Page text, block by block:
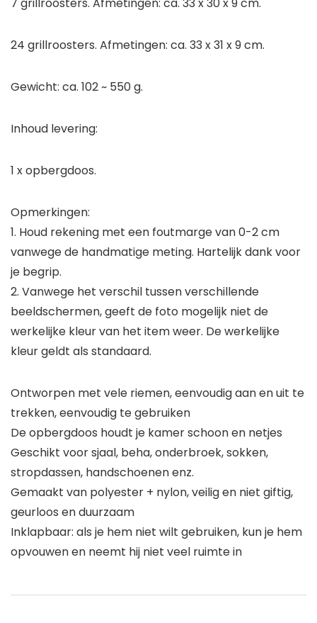
7 grillroosters. Afmetingen: ca. 33 x 30 x 9 cm.
24 grillroosters. Afmetingen: ca. 33 x 31 x 9 cm.
Gewicht: ca. 102 ~ 550 g.
Inhoud levering:
1 x opbergdoos.
Opmerkingen:
1. Houd rekening met een foutmarge van 0-2 cm
vanwege de handmatige meting. Hartelijk dank voor
je begrip.
2. Vanwege het verschil tussen verschillende
beeldschermen, geeft de foto mogelijk niet de
werkelijke kleur van het item weer. De werkelijke
kleur geldt als standaard.
Ontworpen met vele riemen, eenvoudig aan en uit te
trekken, eenvoudig te gebruiken
De opbergdoos houdt je kamer schoon en netjes
Geschikt voor sjaal, beha, onderbroek, sokken,
stropdassen, handschoenen enz.
Gemaakt van polyester + nylon, veilig en niet giftig,
geurloos en duurzaam
Inklapbaar: als je hem niet wilt gebruiken, kun je hem
opvouwen en neemt hij niet veel ruimte in